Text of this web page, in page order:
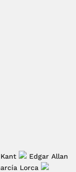
Edgar Allan
Lorca